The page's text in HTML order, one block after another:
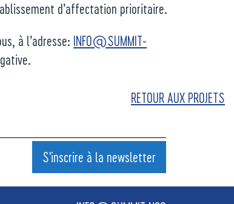
d’affectation prioritaire.
à l’adresse: INFO@SUMMIT-
RETOUR AUX PROJETS
S'inscrire à la newsletter